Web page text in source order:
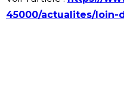
45000/actualites/loin-